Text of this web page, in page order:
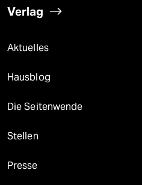
Verlag
Aktuelles
Hausblog
Die Seitenwende
Stellen
Presse